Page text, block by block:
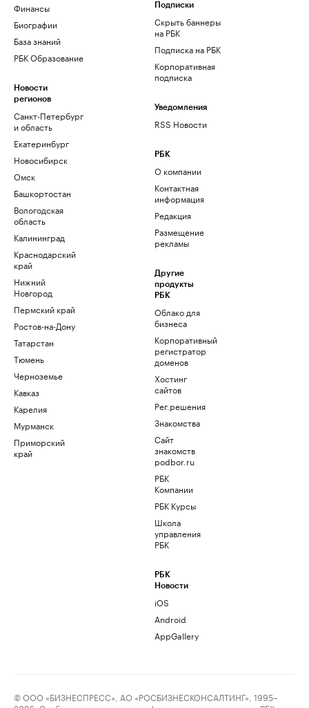
Финансы
Биографии
База знаний
РБК Образование
Новости
регионов
Санкт-Петербург
и область
Екатеринбург
Новосибирск
Омск
Башкортостан
Вологодская
область
Калининград
Краснодарский
край
Нижний
Новгород
Пермский край
Ростов-на-Дону
Татарстан
Тюмень
Черноземье
Кавказ
Карелия
Мурманск
Приморский
край
Подписки
Скрыть баннеры
на РБК
Подписка на РБК
Корпоративная
подписка
Уведомления
RSS Новости
РБК
О компании
Контактная
информация
Редакция
Размещение
рекламы
Другие
продукты
РБК
Облако для
бизнеса
Корпоративный
регистратор
доменов
Хостинг
сайтов
Рег.решения
Знакомства
Сайт
знакомств
podbor.ru
РБК
Компании
РБК Курсы
Школа
управления
РБК
РБК
Новости
iOS
Android
AppGallery
© ООО «БИЗНЕСПРЕСС», АО «РОСБИЗНЕСКОНСАЛТИНГ», 1995–